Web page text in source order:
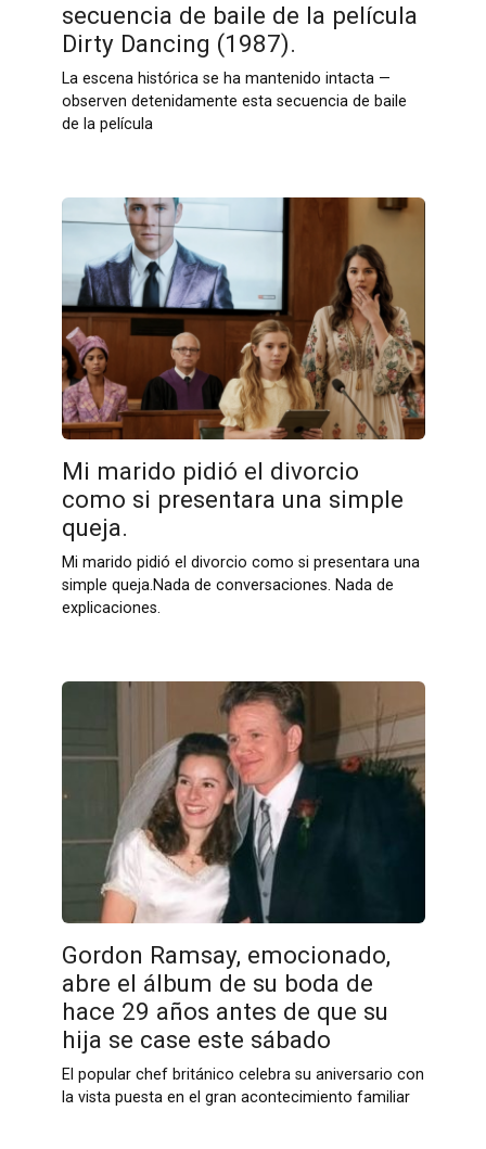
secuencia de baile de la película
Dirty Dancing (1987).
La escena histórica se ha mantenido intacta —
observen detenidamente esta secuencia de baile
de la película
Mi marido pidió el divorcio
como si presentara una simple
queja.
Mi marido pidió el divorcio como si presentara una
simple queja.Nada de conversaciones. Nada de
explicaciones.
Gordon Ramsay, emocionado,
abre el álbum de su boda de
hace 29 años antes de que su
hija se case este sábado
El popular chef británico celebra su aniversario con
la vista puesta en el gran acontecimiento familiar